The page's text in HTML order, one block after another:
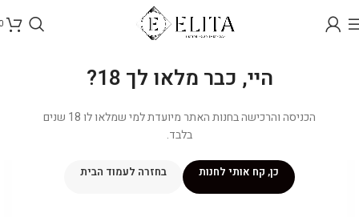
היי, כבר מלאו לך 18?
הכניסה והרכישה בחנות האתר מיועדת למי שמלאו לו 18 שנים
בלבד.
כן, קח אותי לחנות בחזרה לעמוד הבית